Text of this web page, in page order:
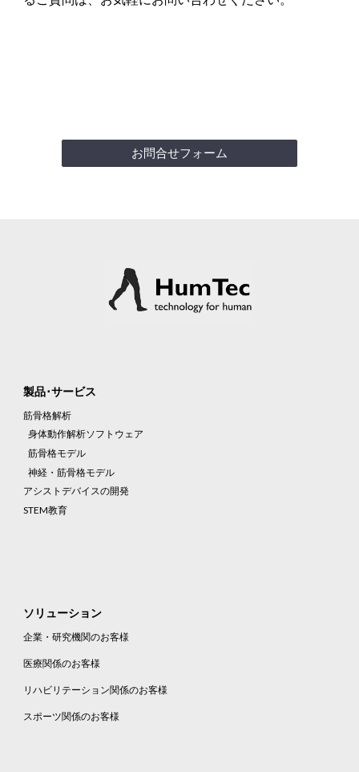
お問合せフォーム
製品･サービス
筋骨格解析
身体動作解析ソフトウェア
筋骨格モデル
神経・筋骨格モデル
アシストデバイスの開発
STEM教育
ソリューション
企業・研究機関のお客様
医療関係のお客様
リハビリテーション関係のお客様
スポーツ関係のお客様